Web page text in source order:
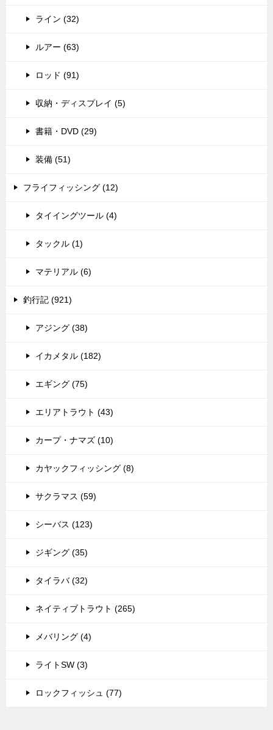
ライン (32)
ルアー (63)
ロッド (91)
収納・ディスプレイ (5)
書籍・DVD (29)
装備 (51)
フライフィッシング (12)
タイイングツール (4)
タックル (1)
マテリアル (6)
釣行記 (921)
アジング (38)
イカメタル (182)
エギング (75)
エリアトラウト (43)
カープ・ナマズ (10)
カヤックフィッシング (8)
サクラマス (59)
シーバス (123)
ジギング (35)
タイラバ (32)
ネイティブトラウト (265)
メバリング (4)
ライトSW (3)
ロックフィッシュ (77)